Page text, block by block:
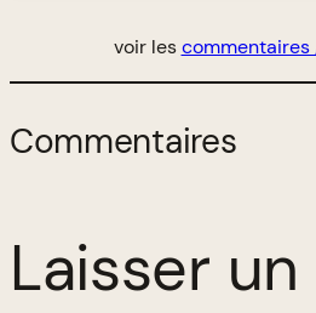
voir les
Commentaires
Laisser un